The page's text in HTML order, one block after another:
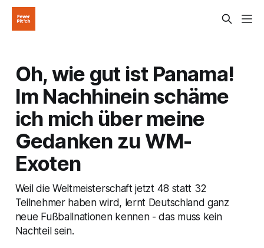
Oh, wie gut ist Panama!
Im Nachhinein schäme
ich mich über meine
Gedanken zu WM-
Exoten
Weil die Weltmeisterschaft jetzt 48 statt 32
Teilnehmer haben wird, lernt Deutschland ganz
neue Fußballnationen kennen - das muss kein
Nachteil sein.